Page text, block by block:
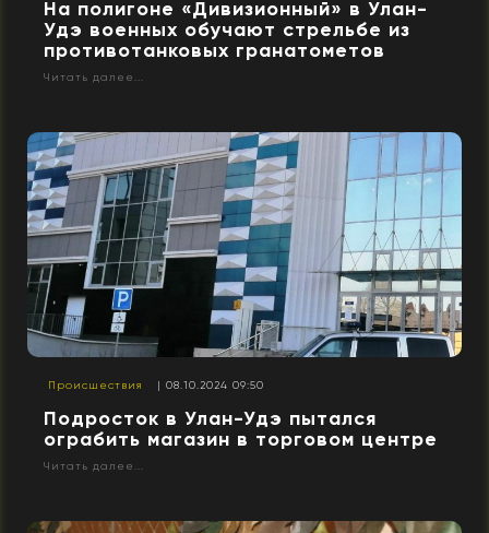
На полигоне «Дивизионный» в Улан-
Удэ военных обучают стрельбе из
противотанковых гранатометов
Читать далее...
Происшествия | 08.10.2024 09:50
Подросток в Улан-Удэ пытался
ограбить магазин в торговом центре
Читать далее...